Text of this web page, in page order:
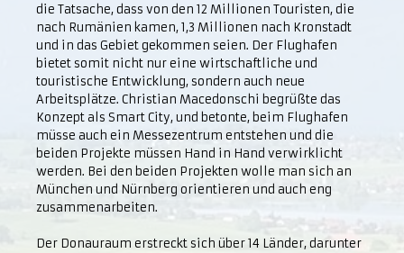
die Tatsache, dass von den 12 Millionen Touristen, die
nach Rumänien kamen, 1,3 Millionen nach Kronstadt
und in das Gebiet gekommen seien. Der Flughafen
bietet somit nicht nur eine wirtschaftliche und
touristische Entwicklung, sondern auch neue
Arbeitsplätze. Christian Macedonschi begrüßte das
Konzept als Smart City, und betonte, beim Flughafen
müsse auch ein Messezentrum entstehen und die
beiden Projekte müssen Hand in Hand verwirklicht
werden. Bei den beiden Projekten wolle man sich an
München und Nürnberg orientieren und auch eng
zusammenarbeiten.
Der Donauraum erstreckt sich über 14 Länder, darunter